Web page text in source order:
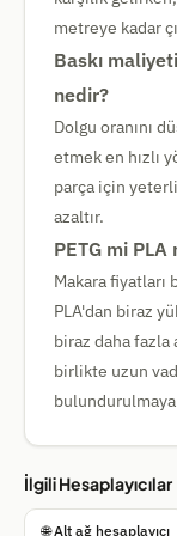
metreye kadar
Baskı
nedir?
Dolgu oranını
etmek en hızlı
parça için
azaltır.
PETG mi
Makara fiyatları
PLA'dan biraz
biraz daha fazla
birlikte uzun
İlgili Hesaplayıcılar
🌐 Alt ağ hesaplayıcı